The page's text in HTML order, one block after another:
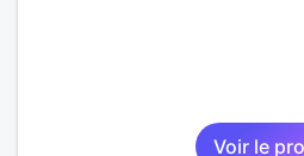
Voir le